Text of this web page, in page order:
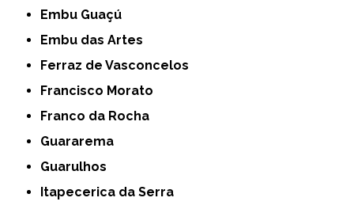
Embu Guaçú
Embu das Artes
Ferraz de Vasconcelos
Francisco Morato
Franco da Rocha
Guararema
Guarulhos
Itapecerica da Serra